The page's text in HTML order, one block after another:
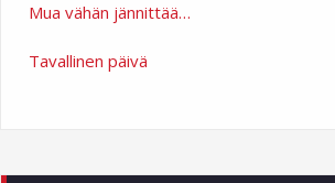
Mua vähän jännittää…
Tavallinen päivä